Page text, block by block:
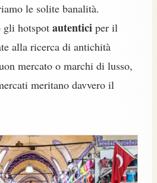
le solite banalità.
gli hotspot autentici per il
alla ricerca di antichità
mercato o marchi di lusso,
meritano davvero il